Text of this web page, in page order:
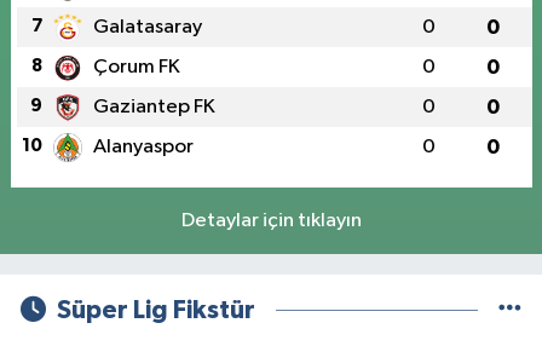
7 Galatasaray 0 0
8 Çorum FK 0 0
9 Gaziantep FK 0 0
10 Alanyaspor 0 0
Detaylar için tıklayın
Süper Lig Fikstür